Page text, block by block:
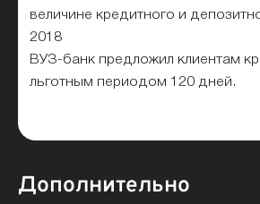
величине кредитного и
2018
ВУЗ-банк предложил клиентам
льготным периодом 120 дней.
Дополнительно